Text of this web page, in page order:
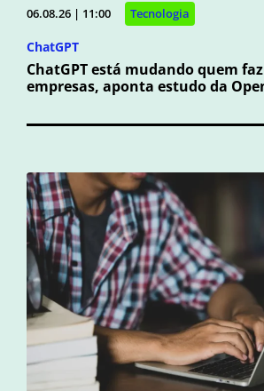
06.08.26 | 11:00 Tecnologia
ChatGPT
ChatGPT está mudando quem
empresas, aponta estudo da